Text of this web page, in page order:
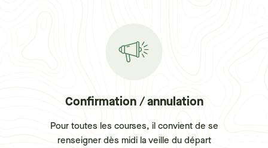
Confirmation / annulation
Pour toutes les courses, il convient de se
renseigner dès midi la veille du départ